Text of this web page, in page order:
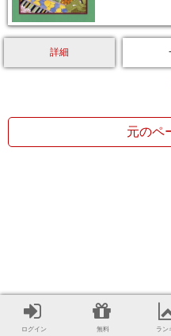
詳細
元のペ
ログイン 無料 ラン